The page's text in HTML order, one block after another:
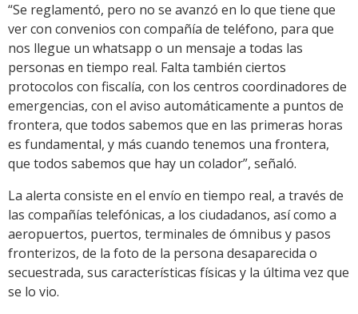
“Se reglamentó, pero no se avanzó en lo que tiene que
ver con convenios con compañía de teléfono, para que
nos llegue un whatsapp o un mensaje a todas las
personas en tiempo real. Falta también ciertos
protocolos con fiscalía, con los centros coordinadores de
emergencias, con el aviso automáticamente a puntos de
frontera, que todos sabemos que en las primeras horas
es fundamental, y más cuando tenemos una frontera,
que todos sabemos que hay un colador”, señaló.
La alerta consiste en el envío en tiempo real, a través de
las compañías telefónicas, a los ciudadanos, así como a
aeropuertos, puertos, terminales de ómnibus y pasos
fronterizos, de la foto de la persona desaparecida o
secuestrada, sus características físicas y la última vez que
se lo vio.